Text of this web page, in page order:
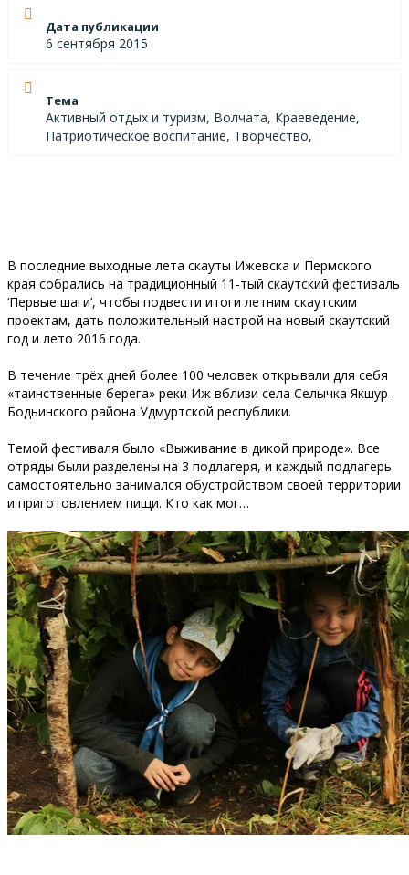
Дата публикации
6 сентября 2015
Тема
Активный отдых и туризм, Волчата, Краеведение,
Патриотическое воспитание, Творчество,
В последние выходные лета скауты Ижевска и Пермского
края собрались на традиционный 11-тый скаутский фестиваль
‘Первые шаги’, чтобы подвести итоги летним скаутским
проектам, дать положительный настрой на новый скаутский
год и лето 2016 года.
В течение трёх дней более 100 человек открывали для себя
«таинственные берега» реки Иж вблизи села Селычка Якшур-
Бодьинского района Удмуртской республики.
Темой фестиваля было «Выживание в дикой природе». Все
отряды были разделены на 3 подлагеря, и каждый подлагерь
самостоятельно занимался обустройством своей территории
и приготовлением пищи. Кто как мог…